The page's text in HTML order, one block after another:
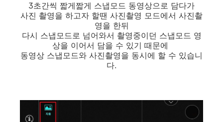
3초간씩 짧게짧게 스냅모드 동영상으로 담다가
사진 촬영을 하고자 할땐 사진촬영 모드에서 사진촬
영을 한뒤
다시 스냅모드로 넘어와서 촬영중이던 스냅모드 영
상을 이어서 담을 수 있기 때문에
동영상 스냅모드와 사진촬영을 동시에 할 수 있습니
다.